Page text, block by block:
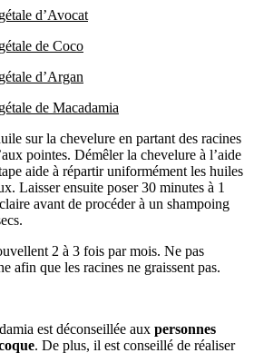
d’Avocat
de Coco
d’Argan
de Macadamia
sur la chevelure en partant des racines
pointes. Démêler la chevelure à l’aide
aide à répartir uniformément les huiles
Laisser ensuite poser 30 minutes à 1
avant de procéder à un shampoing
2 à 3 fois par mois. Ne pas
afin que les racines ne graissent pas.
est déconseillée aux personnes
. De plus, il est conseillé de réaliser